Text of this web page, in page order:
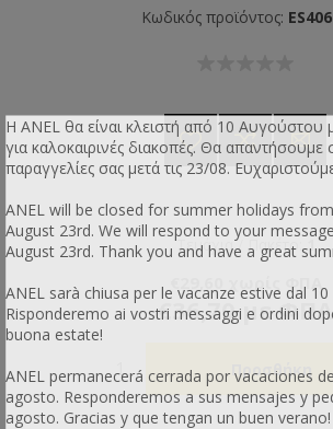
Κωδικός προϊόντος:
Τεμάχια / Πακέτο: 1
€29,60 χωρίς ΦΠΑ
€36,70 με ΦΠΑ
Η ANEL θα είναι κλειστή από 10 Αυγούστου
για καλοκαιρινές διακοπές. Θα απαντήσουμε
παραγγελίες σας μετά τις 23/08.
ANEL will be closed for summer holidays
August 23rd. We will respond to your
August 23rd. Thank you and have a great
ANEL sarà chiusa per le vacanze estive dal
Risponderemo ai vostri messaggi e ordini
buona estate!
ANEL permanecerá cerrada por vacaciones
agosto. Responderemos a sus mensajes y
agosto. Gracias y que tengan un buen verano!